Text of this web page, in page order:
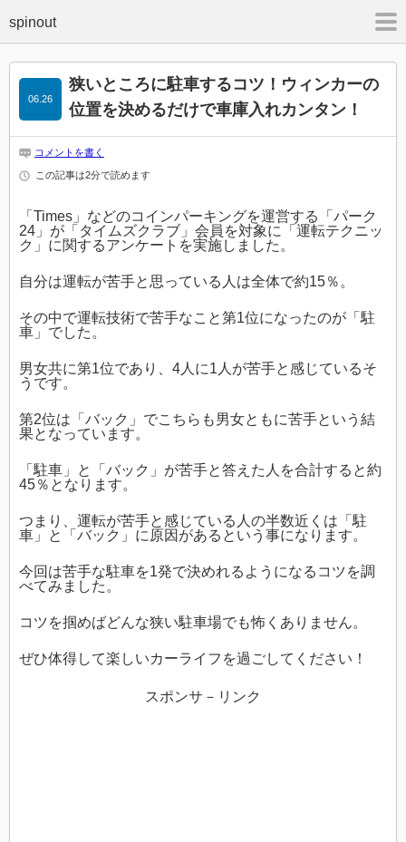
狭いところに駐車するコツ！ウィンカーの
位置を決めるだけで車庫入れカンタン！
06.26
コメントを書く
この記事は2分で読めます
「Times」などのコインパーキングを運営する「パーク
24」が「タイムズクラブ」会員を対象に「運転テクニッ
ク」に関するアンケートを実施しました。
自分は運転が苦手と思っている人は全体で約15％。
その中で運転技術で苦手なこと第1位になったのが「駐
車」でした。
男女共に第1位であり、4人に1人が苦手と感じているそ
うです。
第2位は「バック」でこちらも男女ともに苦手という結
果となっています。
「駐車」と「バック」が苦手と答えた人を合計すると約
45％となります。
つまり、運転が苦手と感じている人の半数近くは「駐
車」と「バック」に原因があるという事になります。
今回は苦手な駐車を1発で決めれるようになるコツを調
べてみました。
コツを掴めばどんな狭い駐車場でも怖くありません。
ぜひ体得して楽しいカーライフを過ごしてください！
スポンサ－リンク